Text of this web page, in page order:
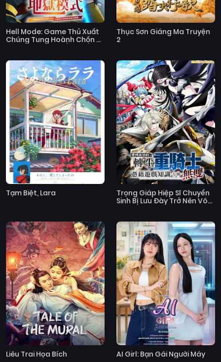
Hell Mode: Game Thủ Xuất
Chúng Tung Hoành Chốn Dị
Thục Sơn Giáng Ma Truyện
2
Tạm Biệt, Lara
Trọng Giáp Hiệp Sĩ Chuyển
Sinh Bị Lưu Đày Trở Nên Vô
Liêu Trai Họa Bích AI Girl: Bạn Gái Người Máy